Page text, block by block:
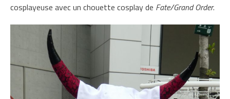
cosplayeuse avec un chouette cosplay de Fate/Grand Order.